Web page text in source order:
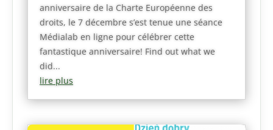
anniversaire de la Charte Européenne des
droits, le 7 décembre s’est tenue une séance
Médialab en ligne pour célébrer cette
fantastique anniversaire! Find out what we
did...
lire plus